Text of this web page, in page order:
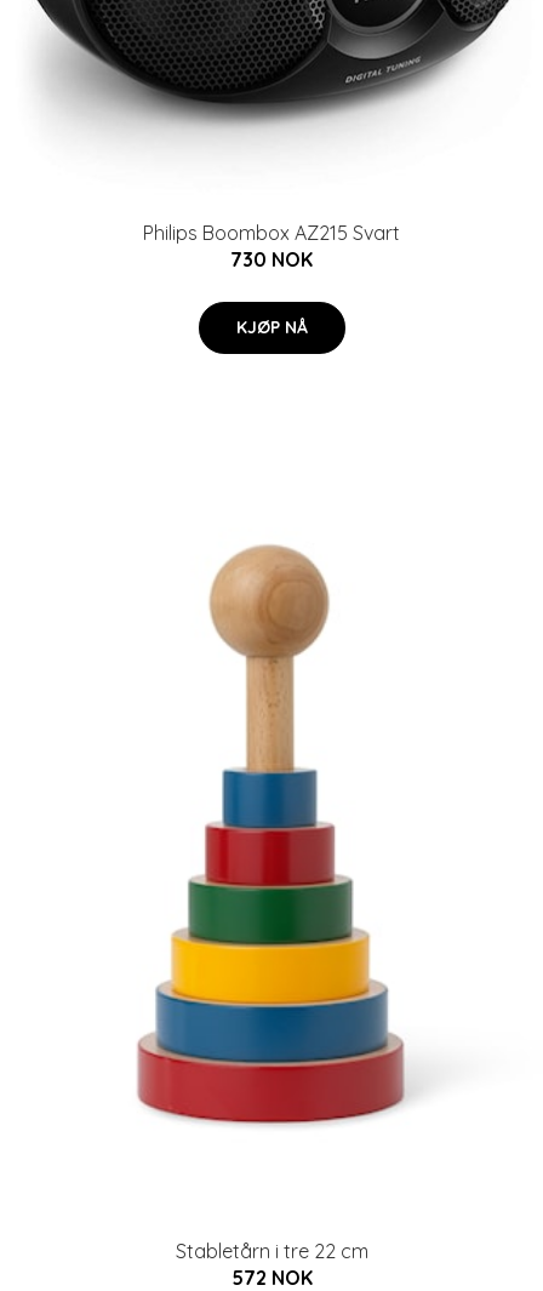
Philips Boombox AZ215 Svart
730 NOK
KJØP NÅ
Stabletårn i tre 22 cm
572 NOK